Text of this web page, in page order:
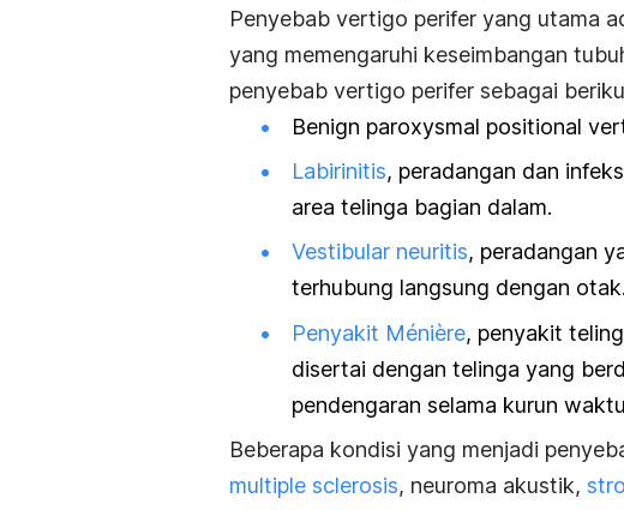
Penyebab vertigo perifer yang utama
yang memengaruhi keseimbangan
penyebab vertigo perifer sebagai
Benign paroxysmal positional
Labirinitis, peradangan dan
area telinga bagian dalam.
Vestibular neuritis, peradangan
terhubung langsung dengan otak.
Penyakit Ménière, penyakit
disertai dengan telinga yang
pendengaran selama kurun
Beberapa kondisi yang menjadi
multiple sclerosis, neuroma akustik,